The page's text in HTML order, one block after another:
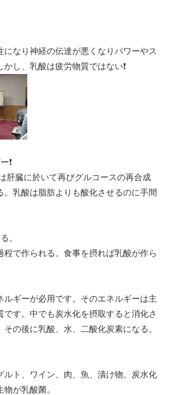
になり神経の伝達が悪くなりパワーやス
し、乳酸は疲労物質ではない❗
❗
肝臓に於いて再びグルコースの再合成
。乳酸は脂肪よりも酸化させるのに手間
。
程で作られる。食事を摂れば乳酸が作ら
ルギーが必用です。そのエネルギーは主
です。中でも炭水化を摂取すると消化さ
の後に乳酸、水、二酸化炭素になる。
ルト、ワイン、肉、魚、漬け物。炭水化
が乳酸菌。